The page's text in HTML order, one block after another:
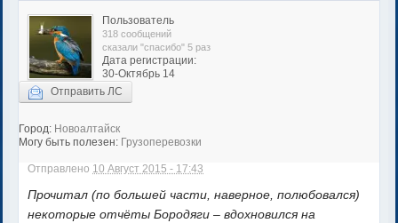
Пользователь
318 сообщений
сказали "спасибо" 5 раз
Дата регистрации:
30-Октябрь 14
Отправить ЛС
Город: Новоалтайск
Могу быть полезен: Грузоперевозки
Отправлено 10 Август 2015 - 17:43
Прочитал (по большей части, наверное, полюбовался)
некоторые отчёты Бородяги – вдохновился на